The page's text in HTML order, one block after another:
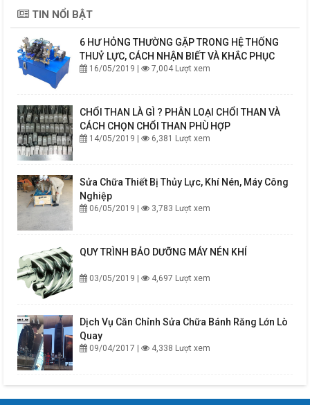
TIN NỔI BẬT
6 HƯ HỎNG THƯỜNG GẶP TRONG HỆ THỐNG
THUỶ LỰC, CÁCH NHẬN BIẾT VÀ KHẮC PHỤC
16/05/2019 | 7,004 Lượt xem
CHỔI THAN LÀ GÌ ? PHÂN LOẠI CHỔI THAN VÀ
CÁCH CHỌN CHỔI THAN PHÙ HỢP
14/05/2019 | 6,381 Lượt xem
Sửa Chữa Thiết Bị Thủy Lực, Khí Nén, Máy Công
Nghiệp
06/05/2019 | 3,783 Lượt xem
QUY TRÌNH BẢO DƯỠNG MÁY NÉN KHÍ
03/05/2019 | 4,697 Lượt xem
Dịch Vụ Căn Chỉnh Sửa Chữa Bánh Răng Lớn Lò
Quay
09/04/2017 | 4,338 Lượt xem